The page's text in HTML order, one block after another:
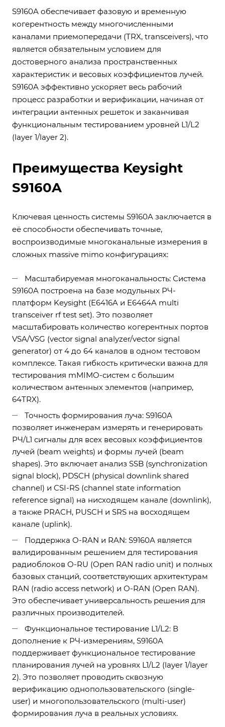
S9160A обеспечивает фазовую и временную
когерентность между многочисленными
каналами приемопередачи (TRX, transceivers), что
является обязательным условием для
достоверного анализа пространственных
характеристик и весовых коэффициентов лучей.
S9160A эффективно ускоряет весь рабочий
процесс разработки и верификации, начиная от
интеграции антенных решеток и заканчивая
функциональным тестированием уровней L1/L2
(layer 1/layer 2).
Преимущества Keysight
S9160A
Ключевая ценность системы S9160A заключается в
её способности обеспечивать точные,
воспроизводимые многоканальные измерения в
сложных massive mimo конфигурациях:
Масштабируемая многоканальность: Система
S9160A построена на базе модульных РЧ-
платформ Keysight (E6416A и E6464A multi
transceiver rf test set). Это позволяет
масштабировать количество когерентных портов
VSA/VSG (vector signal analyzer/vector signal
generator) от 4 до 64 каналов в одном тестовом
комплексе. Такая гибкость критически важна для
тестирования mMIMO-систем с большим
количеством антенных элементов (например,
64TRX).
Точность формирования луча: S9160A
позволяет инженерам измерять и генерировать
РЧ/L1 сигналы для всех весовых коэффициентов
лучей (beam weights) и формы лучей (beam
shapes). Это включает анализ SSB (synchronization
signal block), PDSCH (physical downlink shared
channel) и CSI-RS (channel state information
reference signal) на нисходящем канале (downlink),
а также PRACH, PUSCH и SRS на восходящем
канале (uplink).
Поддержка O-RAN и RAN: S9160A является
валидированным решением для тестирования
радиоблоков O-RU (Open RAN radio unit) и полных
базовых станций, соответствующих архитектурам
RAN (radio access network) и O-RAN (Open RAN).
Это обеспечивает универсальность решения для
различных производителей.
Функциональное тестирование L1/L2: В
дополнение к РЧ-измерениям, S9160A
поддерживает функциональное тестирование
планирования лучей на уровнях L1/L2 (layer 1/layer
2). Это позволяет проводить сквозную
верификацию однопользовательского (single-
user) и многопользовательского (multi-user)
формирования луча в реальных условиях.